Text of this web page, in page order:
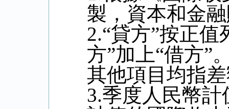
製，資本和金
2.“貸方”按正值
方”加上“借方”
其他項目均指
3.季度人民幣